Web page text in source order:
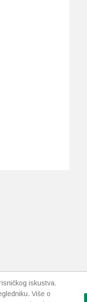
iskustva.
Više o